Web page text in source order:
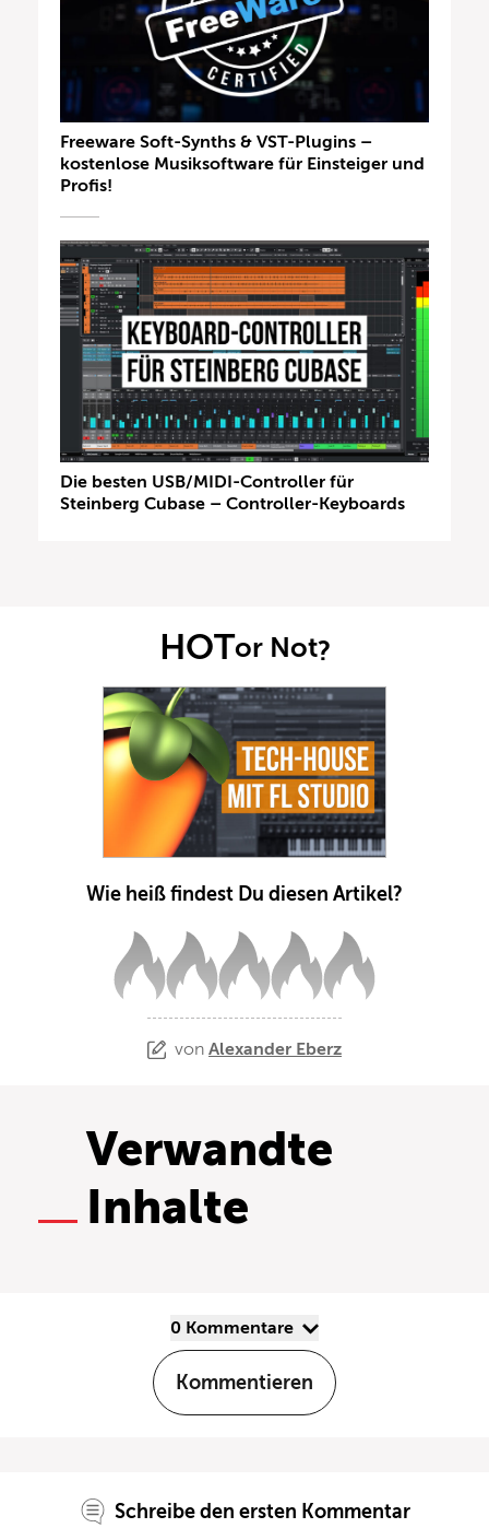
Freeware Soft-Synths & VST-Plugins –
kostenlose Musiksoftware für Einsteiger und
Profis!
Die besten USB/MIDI-Controller für
Steinberg Cubase – Controller-Keyboards
HOTor Not?
Wie heiß findest Du diesen Artikel?
von Alexander Eberz
Verwandte
Inhalte
0 Kommentare
Kommentieren
Schreibe den ersten Kommentar